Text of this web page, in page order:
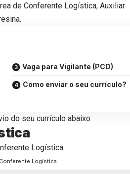
de Conferente Logística, Auxiliar
Vaga para Vigilante (PCD)
Como enviar o seu currículo?
do seu currículo abaixo:
Logística